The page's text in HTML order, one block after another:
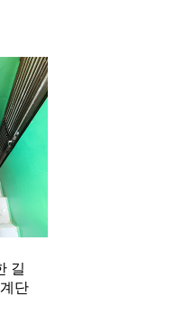
길
단